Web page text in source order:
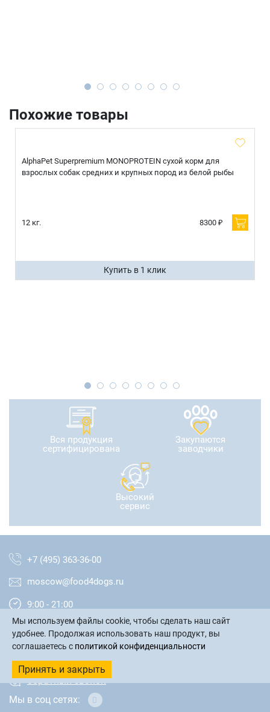
Похожие товары
AlphaPet Superpremium MONOPROTEIN сухой корм для
взрослых собак средних и крупных пород из белой рыбы
12 кг. 8300 ₽
Купить в 1 клик
Вся продукция
сертифицирована
Закупаются
заводчики
Высокий
сервис
+7 (495) 363-36-00
moscow@food4dogs.ru
9:00 - 21:00
Москва и МО
обратный звонок
Мы в соц сетях:
Мы используем файлы cookie, чтобы сделать наш сайт
удобнее. Продолжая использовать наш продукт, вы
соглашаетесь с политикой конфиденциальности
Принять и закрыть